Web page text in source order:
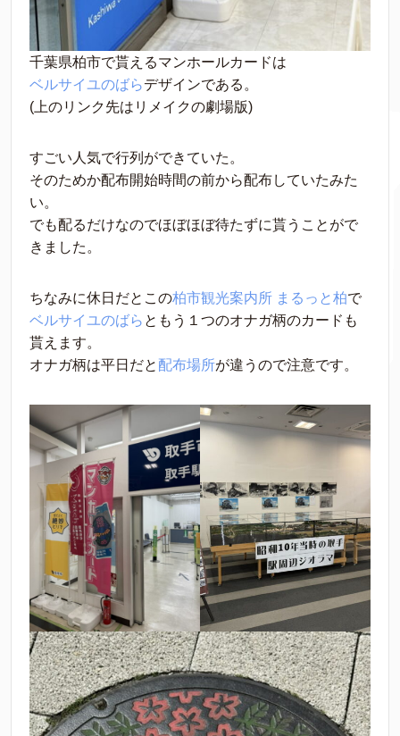
千葉県柏市で貰えるマンホールカードは
ベルサイユのばらデザインである。
(上のリンク先はリメイクの劇場版)
すごい人気で行列ができていた。
そのためか配布開始時間の前から配布していたみた
い。
でも配るだけなのでほぼほぼ待たずに貰うことがで
きました。
ちなみに休日だとこの柏市観光案内所 まるっと柏で
ベルサイユのばら ともう１つのオナガ柄のカードも
貰えます。
オナガ柄は平日だと 配布場所が違うので注意です。